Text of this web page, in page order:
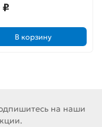
₽
В корзину
на наши